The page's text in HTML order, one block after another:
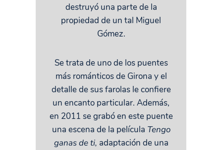
destruyó una parte de la
propiedad de un tal Miguel
Gómez.
Se trata de uno de los puentes
más románticos de Girona y el
detalle de sus farolas le confiere
un encanto particular. Además,
en 2011 se grabó en este puente
una escena de la película Tengo
ganas de ti, adaptación de una